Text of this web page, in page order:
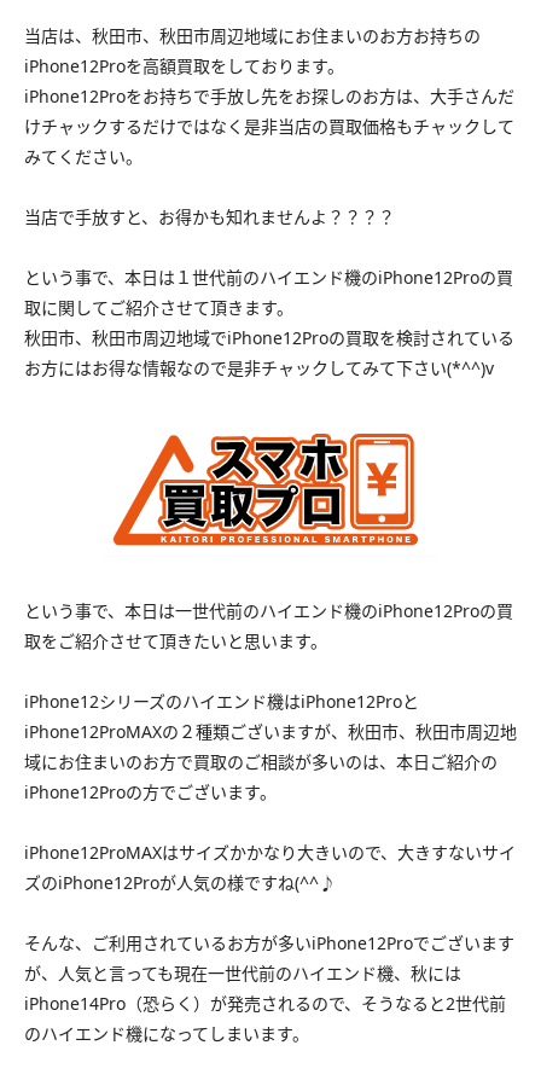
当店は、秋田市、秋田市周辺地域にお住まいのお方お持ちの
iPhone12Proを高額買取をしております。
iPhone12Proをお持ちで手放し先をお探しのお方は、大手さんだ
けチャックするだけではなく是非当店の買取価格もチャックして
みてください。
当店で手放すと、お得かも知れませんよ？？？？
という事で、本日は１世代前のハイエンド機のiPhone12Proの買
取に関してご紹介させて頂きます。
秋田市、秋田市周辺地域でiPhone12Proの買取を検討されている
お方にはお得な情報なので是非チャックしてみて下さい(*^^)v
という事で、本日は一世代前のハイエンド機のiPhone12Proの買
取をご紹介させて頂きたいと思います。
iPhone12シリーズのハイエンド機はiPhone12Proと
iPhone12ProMAXの２種類ございますが、秋田市、秋田市周辺地
域にお住まいのお方で買取のご相談が多いのは、本日ご紹介の
iPhone12Proの方でございます。
iPhone12ProMAXはサイズかかなり大きいので、大きすないサイ
ズのiPhone12Proが人気の様ですね(^^♪
そんな、ご利用されているお方が多いiPhone12Proでございます
が、人気と言っても現在一世代前のハイエンド機、秋には
iPhone14Pro（恐らく）が発売されるので、そうなると2世代前
のハイエンド機になってしまいます。